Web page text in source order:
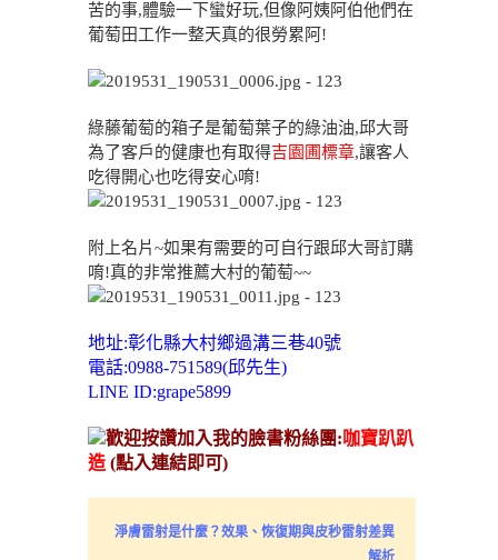
苦的事,體驗一下蠻好玩,但像阿姨阿伯他們在
葡萄田工作一整天真的很勞累阿!
綠藤葡萄的箱子是葡萄葉子的綠油油,邱大哥
為了客戶的健康也有取得吉園圃標章,讓客人
吃得開心也吃得安心唷!
附上名片~如果有需要的可自行跟邱大哥訂購
唷!真的非常推薦大村的葡萄~~
地址:彰化縣大村鄉過溝三巷40號
電話:0988-751589(邱先生)
LINE ID:grape5899
歡迎按讚加入我的臉書粉絲團:咖寶趴趴
造 (點入連結即可)
淨膚雷射是什麼？效果、恢復期與皮秒雷射差異
解析